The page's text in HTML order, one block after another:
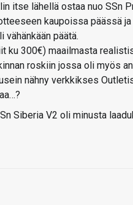
itse lähellä ostaa nuo SSn
kaupoissa päässä
vähänkään päätä.
ku 300€) maailmasta
roskiin jossa oli myös
nähny verkkikses
Siberia V2 oli minusta